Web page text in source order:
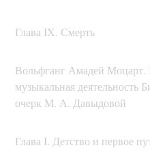
Глава IX. Смерть
Вольфганг Амадей Моцарт.
музыкальная деятельность
очерк М. А. Давыдовой
Глава I. Детство и первое